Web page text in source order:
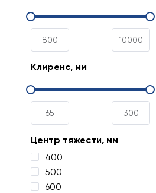
Клиренс, мм
Центр тяжести, мм
400
500
600